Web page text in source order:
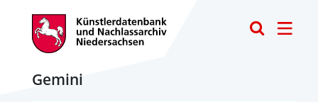
Gemini